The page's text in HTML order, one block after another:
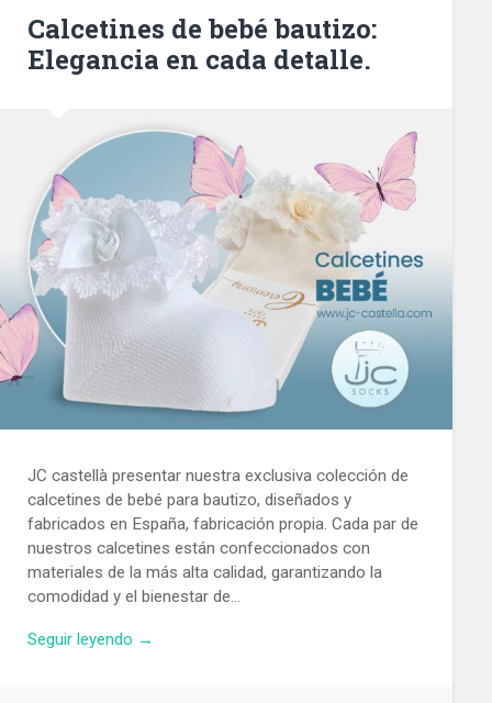
Calcetines de bebé bautizo:
Elegancia en cada detalle.
JC castellà presentar nuestra exclusiva colección de
calcetines de bebé para bautizo, diseñados y
fabricados en España, fabricación propia. Cada par de
nuestros calcetines están confeccionados con
materiales de la más alta calidad, garantizando la
comodidad y el bienestar de…
Seguir leyendo →